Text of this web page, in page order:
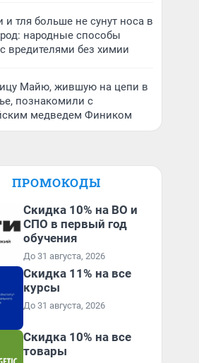
и тля больше не сунут носа в
народные способы
вредителями без химии
Майю, жившую на цепи в
познакомили с
медведем Фиником
ПРОМОКОДЫ
Скидка 10% на ВО и
СПО в первый год
обучения
До 31 августа, 2026
Скидка 11% на все
курсы
До 31 августа, 2026
Скидка 10% на все
товары